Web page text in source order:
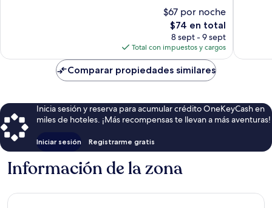
$67 por noche
El
precio
actual
es
de
$74
$74 en total
8 sept - 9 sept
Total con impuestos y cargos
Comparar propiedades similares
Inicia sesión y reserva para acumular crédito OneKeyCash en
miles de hoteles. ¡Más recompensas te llevan a más aventuras!
Iniciar sesión Registrarme gratis
Información de la zona